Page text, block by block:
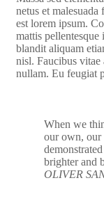
netus et malesuada
est lorem ipsum.
mattis
blandit aliquam
nisl. Faucibus vitae
nullam. Eu feugiat
When we
our own, our
brighter and
OLIVER